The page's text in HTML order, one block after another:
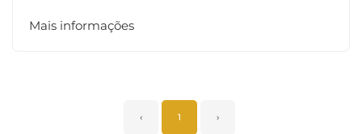
Mais informações
‹ 1 ›